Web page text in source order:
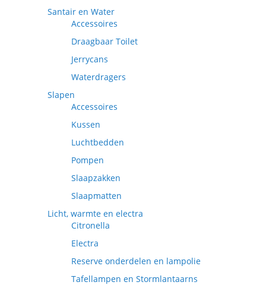
Santair en Water
Accessoires
Draagbaar Toilet
Jerrycans
Waterdragers
Slapen
Accessoires
Kussen
Luchtbedden
Pompen
Slaapzakken
Slaapmatten
Licht, warmte en electra
Citronella
Electra
Reserve onderdelen en lampolie
Tafellampen en Stormlantaarns